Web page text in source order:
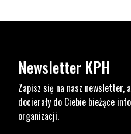
Newsletter KPH
Zapisz się na nasz newsletter,
docierały do Ciebie bieżące
organizacji.